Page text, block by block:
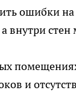
ошибки
внутри
и